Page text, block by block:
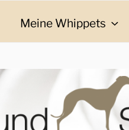
Meine Whippets